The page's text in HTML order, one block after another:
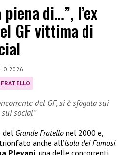
di…”, l’ex
GF vittima di
2026
del GF, si è sfogata sui
social”
del Grande Fratello nel 2000 e,
anche all’Isola dei Famosi.
Plevani , una delle concorrenti